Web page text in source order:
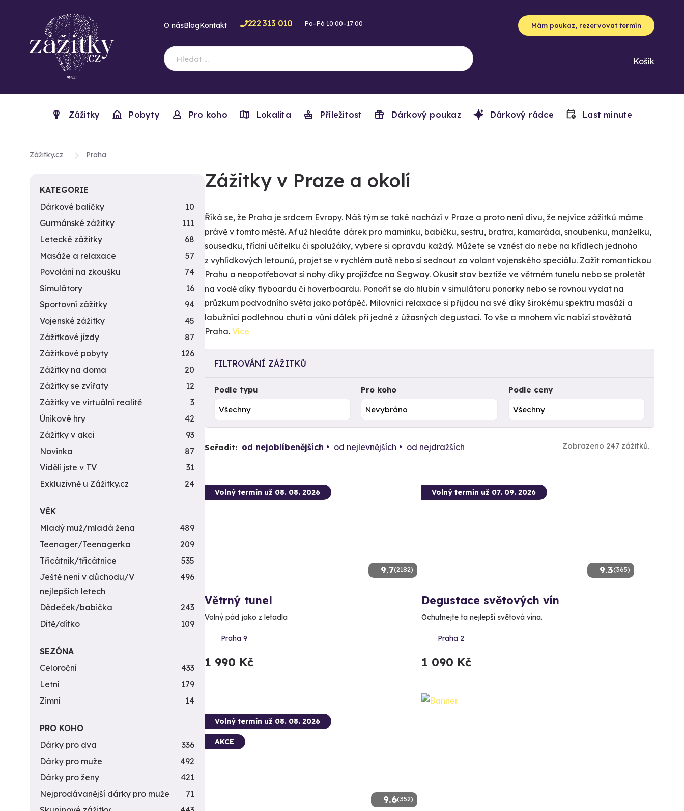
O násBlogKontakt 222 313 010 Po–Pá 10:00–17:00 Mám poukaz, rezervovat termín
Košík
Zážitky Pobyty Pro koho Lokalita Příležitost Dárkový poukaz Dárkový rádce Last minute
Zážitky.cz Praha
Zážitky v Praze a okolí
Říká se, že Praha je srdcem Evropy. Náš tým se také nachází v Praze a proto není divu, že nejvíce zážitků máme
právě v tomto městě. Ať už hledáte dárek pro maminku, babičku, sestru, bratra, kamaráda, snoubenku, manželku,
sousedku, třídní učitelku či spolužáky, vybere si opravdu každý. Můžete se vznést do nebe na křídlech jednoho
z vyhlídkových letounů, projet se v rychlém autě nebo si sednout za volant vojenského speciálu. Zažít romantickou
Prahu a neopotřebovat si nohy díky projížďce na Segway. Okusit stav beztíže ve větrném tunelu nebo se proletět
na vodě díky flyboardu či hoverboardu. Ponořit se do hlubin v simulátoru ponorky nebo se rovnou vydat na
průzkum podvodního světa jako potápěč. Milovníci relaxace si přijdou na své díky širokému spektru masáží a
labužníci podlehnou chuti a vůni dálek při jedné z úžasných degustací. To vše a mnohem víc nabízí stověžatá
Praha. Více
FILTROVÁNÍ ZÁŽITKŮ
Podle typu Pro koho Podle ceny
Seřadit: od nejoblíbenějších od nejlevnějších od nejdražších Zobrazeno 247 zážitků.
9.7(2182)
Volný termín už 08. 08. 2026
Větrný tunel
Volný pád jako z letadla
Praha 9
1 990 Kč
9.3(365)
Volný termín už 07. 09. 2026
Degustace světových vín
Ochutnejte ta nejlepší světová vína.
Praha 2
1 090 Kč
9.6(352)
Volný termín už 08. 08. 2026
AKCE
KATEGORIE
Dárkové balíčky
10
Gurmánské zážitky
111
Letecké zážitky
68
Masáže a relaxace
57
Povolání na zkoušku
74
Simulátory
16
Sportovní zážitky
94
Vojenské zážitky
45
Zážitkové jízdy
87
Zážitkové pobyty
126
Zážitky na doma
20
Zážitky se zvířaty
12
Zážitky ve virtuální realitě
3
Únikové hry
42
Zážitky v akci
93
Novinka
87
Viděli jste v TV
31
Exkluzivně u Zážitky.cz
24
VĚK
Mladý muž/mladá žena
489
Teenager/Teenagerka
209
Třicátník/třicátnice
535
Ještě není v důchodu/V
nejlepších letech
496
Dědeček/babička
243
Dítě/dítko
109
SEZÓNA
Celoroční
433
Letní
179
Zimní
14
PRO KOHO
Dárky pro dva
336
Dárky pro muže
492
Dárky pro ženy
421
Nejprodávanější dárky pro muže
71